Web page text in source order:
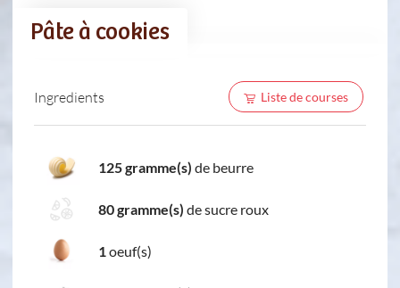
Pâte à cookies
Ingredients Liste de courses
125 gramme(s) de beurre
80 gramme(s) de sucre roux
1oeuf(s)